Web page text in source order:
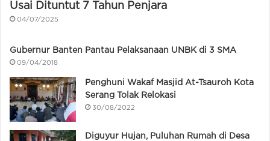
Usai Dituntut 7 Tahun Penjara
04/07/2025
Gubernur Banten Pantau Pelaksanaan UNBK di 3 SMA
09/04/2018
Penghuni Wakaf Masjid At-Tsauroh Kota
Serang Tolak Relokasi
30/08/2022
Diguyur Hujan, Puluhan Rumah di Desa